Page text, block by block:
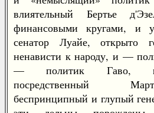
влиятельный Бертье
финансовыми кругами, и
сенатор Луайе, открыто
ненависти к народу, и —
— политик Гаво, и
посредственный
беспринципный и глупый